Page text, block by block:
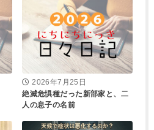
2026年7月25日
絶滅危惧種だった新部家と、二
人の息子の名前